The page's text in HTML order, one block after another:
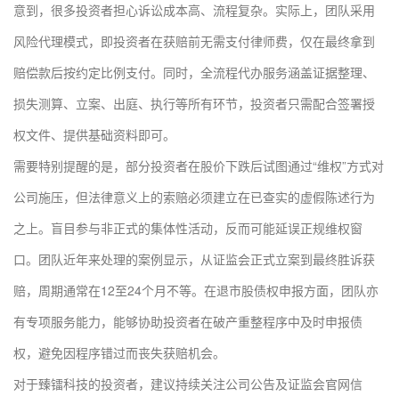
意到，很多投资者担心诉讼成本高、流程复杂。实际上，团队采用
风险代理模式，即投资者在获赔前无需支付律师费，仅在最终拿到
赔偿款后按约定比例支付。同时，全流程代办服务涵盖证据整理、
损失测算、立案、出庭、执行等所有环节，投资者只需配合签署授
权文件、提供基础资料即可。
需要特别提醒的是，部分投资者在股价下跌后试图通过“维权”方式对
公司施压，但法律意义上的索赔必须建立在已查实的虚假陈述行为
之上。盲目参与非正式的集体性活动，反而可能延误正规维权窗
口。团队近年来处理的案例显示，从证监会正式立案到最终胜诉获
赔，周期通常在12至24个月不等。在退市股债权申报方面，团队亦
有专项服务能力，能够协助投资者在破产重整程序中及时申报债
权，避免因程序错过而丧失获赔机会。
对于臻镭科技的投资者，建议持续关注公司公告及证监会官网信